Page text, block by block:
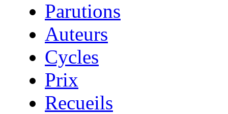
Parutions
Auteurs
Cycles
Prix
Recueils